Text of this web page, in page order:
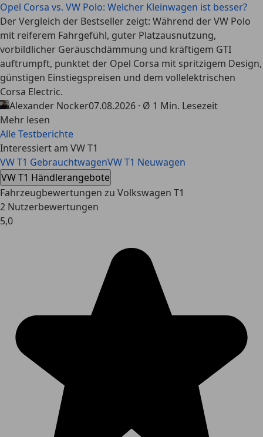
Opel Corsa vs. VW Polo: Welcher Kleinwagen ist besser?
Der Vergleich der Bestseller zeigt: Während der VW Polo
mit reiferem Fahrgefühl, guter Platzausnutzung,
vorbildlicher Geräuschdämmung und kräftigem GTI
auftrumpft, punktet der Opel Corsa mit spritzigem Design,
günstigen Einstiegspreisen und dem vollelektrischen
Corsa Electric.
Alexander Nocker07.08.2026 · Ø 1 Min. Lesezeit
Mehr lesen
Alle Testberichte
Interessiert am VW T1
VW T1 GebrauchtwagenVW T1 Neuwagen
VW T1 Händlerangebote
Fahrzeugbewertungen zu Volkswagen T1
2 Nutzerbewertungen
5,0